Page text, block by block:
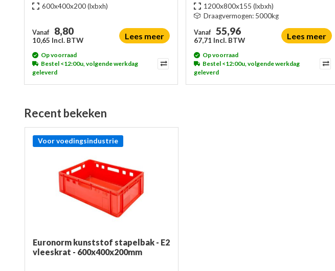
600x400x200(lxbxh)
Vanaf 8,80
10,65 Incl. BTW Lees meer
Op voorraad
Bestel <12:00u, volgende werkdag
geleverd
1200x800x155 (lxbxh)
Draagvermogen: 5000kg
Vanaf 55,96
67,71 Incl. BTW Lees meer
Op voorraad
Bestel <12:00u, volgende werkdag
geleverd
Recent bekeken
Voor voedingsindustrie
Euronorm kunststof stapelbak - E2
vleeskrat - 600x400x200mm